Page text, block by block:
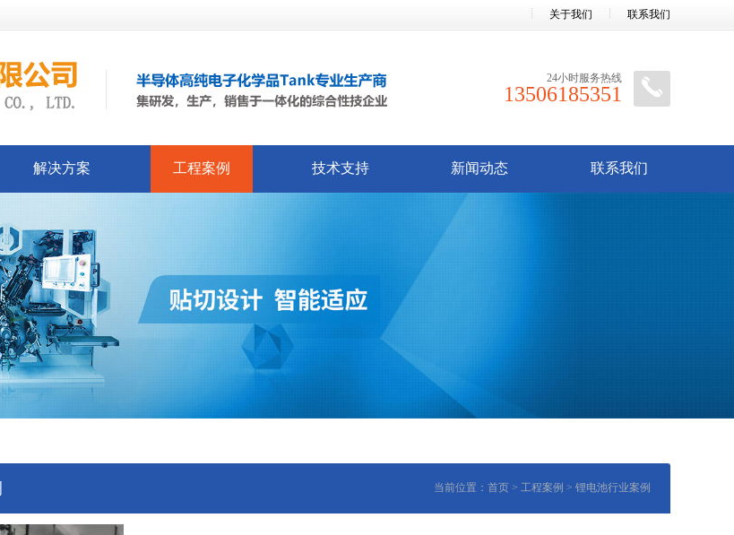
关于我们 联系我们
24小时服务热线
13506185351
解决方案 工程案例 技术支持 新闻动态 联系我们
当前位置： 首页> 工程案例 > 锂电池行业案例